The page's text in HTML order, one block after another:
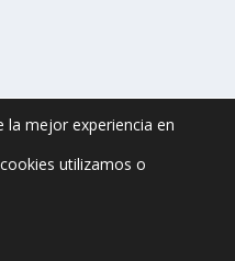
mejor experiencia en
utilizamos o